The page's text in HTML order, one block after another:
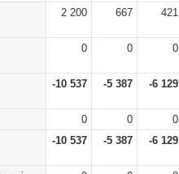
2 200 667 421
0 0 0
-10 537 -5 387 -6 129
0 0 0
-10 537 -5 387 -6 129